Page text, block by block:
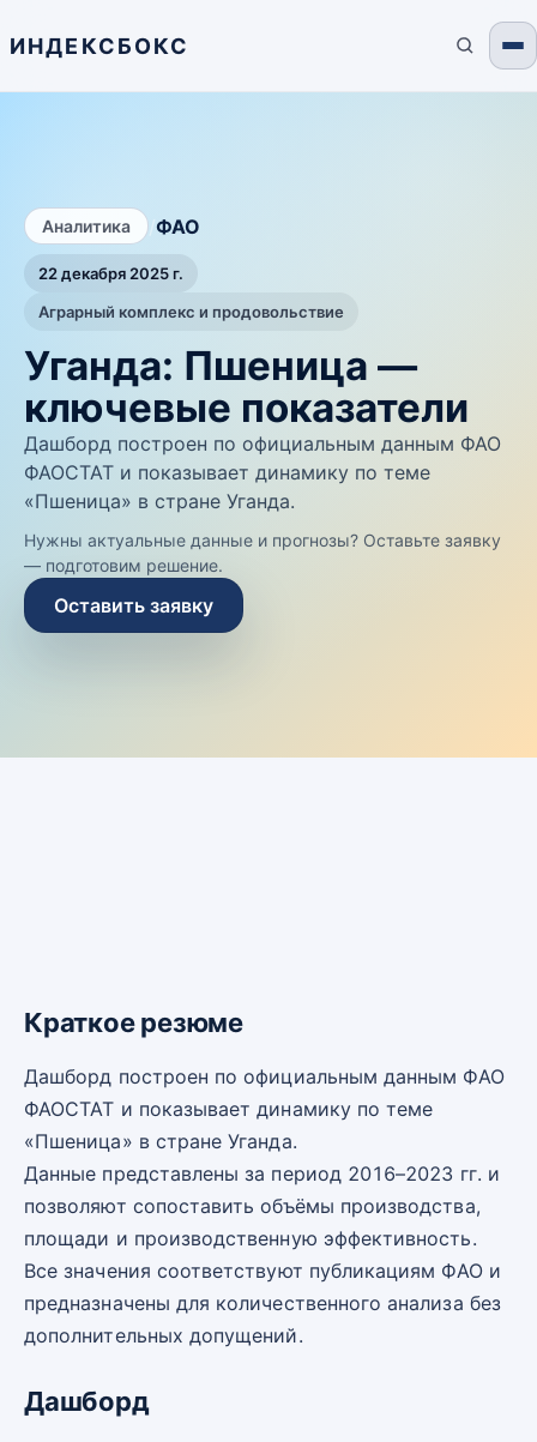
ИНДЕКСБОКС
Аналитика ФАО
22 декабря 2025 г.
Аграрный комплекс и продовольствие
Уганда: Пшеница —
ключевые показатели
Дашборд построен по официальным данным ФАО
ФАОСТАТ и показывает динамику по теме
«Пшеница» в стране Уганда.
Нужны актуальные данные и прогнозы? Оставьте заявку
— подготовим решение.
Оставить заявку
Краткое резюме
Дашборд построен по официальным данным ФАО
ФАОСТАТ и показывает динамику по теме
«Пшеница» в стране Уганда.
Данные представлены за период 2016–2023 гг. и
позволяют сопоставить объёмы производства,
площади и производственную эффективность.
Все значения соответствуют публикациям ФАО и
предназначены для количественного анализа без
дополнительных допущений.
Дашборд